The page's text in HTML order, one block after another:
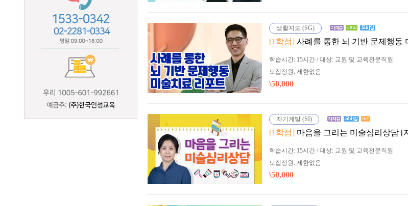
생활지도 (SG)
[1학점] 사례를 통한 뇌 기반 문제행동
학습시간: 15시간 / 대상: 교원 및 교육전문직원
모집정원: 제한없음
\50,000
자기계발 (SI)
[1학점] 마음을 그리는 미술심리상담 [
학습시간: 15시간 / 대상: 교원 및 교육전문직원
모집정원: 제한없음
\50,000